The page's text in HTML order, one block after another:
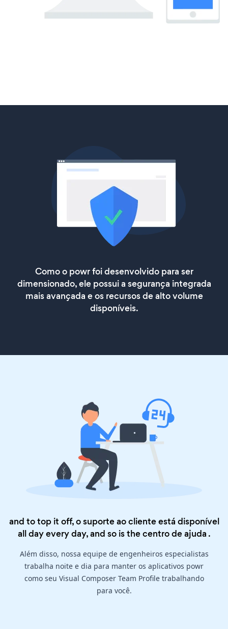
Como o powr foi desenvolvido para ser
dimensionado, ele possui a segurança integrada
mais avançada e os recursos de alto volume
disponíveis.
and to top it off, o suporte ao cliente está disponível
all day every day, and so is thecentro de ajuda .
Além disso, nossa equipe de engenheiros especialistas
trabalha noite e dia para manter os aplicativos powr
como seu Visual Composer Team Profile trabalhando
para você.